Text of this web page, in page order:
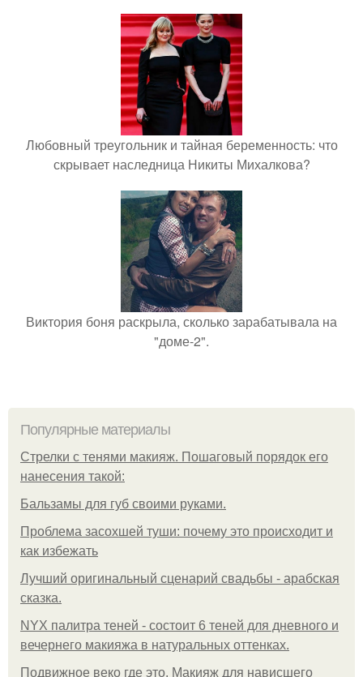
Любовный треугольник и тайная беременность: что
скрывает наследница Никиты Михалкова?
Виктория боня раскрыла, сколько зарабатывала на
"доме-2".
Популярные материалы
Стрелки с тенями макияж. Пошаговый порядок его
нанесения такой:
Бальзамы для губ своими руками.
Проблема засохшей туши: почему это происходит и
как избежать
Лучший оригинальный сценарий свадьбы - арабская
сказка.
NYX палитра теней - состоит 6 теней для дневного и
вечернего макияжа в натуральных оттенках.
Подвижное веко где это. Макияж для нависшего